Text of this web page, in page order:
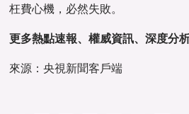
枉費心機，必然失敗。
更多熱點速報、權威資訊、深度分
來源：央視新聞客戶端